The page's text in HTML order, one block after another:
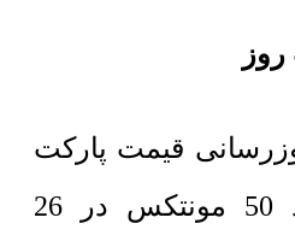
قیمت پارکت
لمینت کد 50 مونتکس در 26